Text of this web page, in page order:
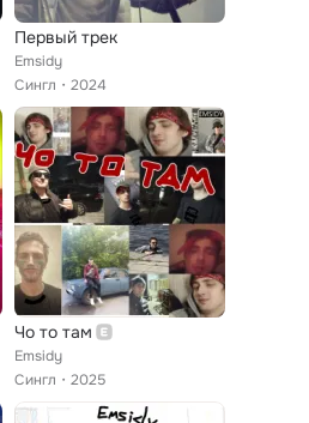
Первый трек
Emsidy
Сингл
2024
Чо то там
Emsidy
Сингл
2025